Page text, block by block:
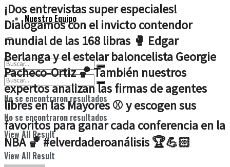
No se encontraron resultados
View All Result
Nuestro Equipo
No se encontraron resultados
View All Result
¡Dos entrevistas super especiales!
Dialogamos con el invicto contendor
mundial de las 168 libras 🥊 Edgar
Berlanga y el estelar baloncelista Georgie
Pacheco-Ortiz 🏀 También nuestros
expertos analizan las firmas de agentes
libres en las Mayores ⚾️ y escogen sus
favoritos para ganar cada conferencia en la
NBA 🏀 #elverdaderoanálisis 🏆💪🏻